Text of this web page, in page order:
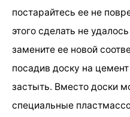
постарайтесь ее не
этого сделать не
замените ее новой
посадив доску на
застыть. Вместо доски
специальные